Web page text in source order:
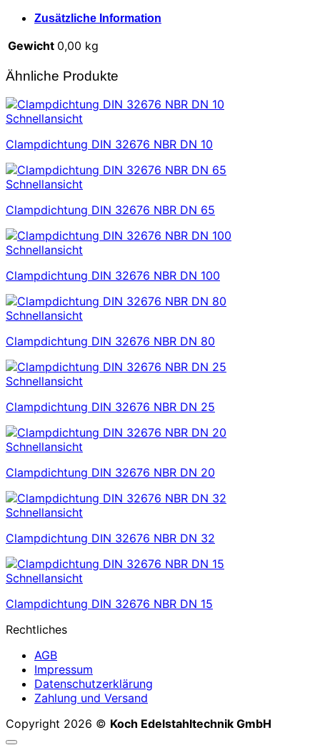
Zusätzliche Information
Gewicht 0,00 kg
Ähnliche Produkte
Schnellansicht
Clampdichtung DIN 32676 NBR DN 10
Schnellansicht
Clampdichtung DIN 32676 NBR DN 65
Schnellansicht
Clampdichtung DIN 32676 NBR DN 100
Schnellansicht
Clampdichtung DIN 32676 NBR DN 80
Schnellansicht
Clampdichtung DIN 32676 NBR DN 25
Schnellansicht
Clampdichtung DIN 32676 NBR DN 20
Schnellansicht
Clampdichtung DIN 32676 NBR DN 32
Schnellansicht
Clampdichtung DIN 32676 NBR DN 15
Rechtliches
AGB
Impressum
Datenschutzerklärung
Zahlung und Versand
Copyright 2026 © Koch Edelstahltechnik GmbH